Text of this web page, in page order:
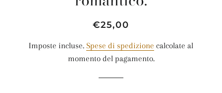
Prezzo
listino
Prezzo
€25,00
Imposte incluse. Spese di spedizione calcolate al
momento del pagamento.